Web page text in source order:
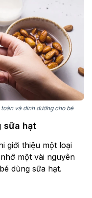
và dinh dưỡng cho bé
sữa hạt
giới thiệu một loại
một vài nguyên
dùng sữa hạt.